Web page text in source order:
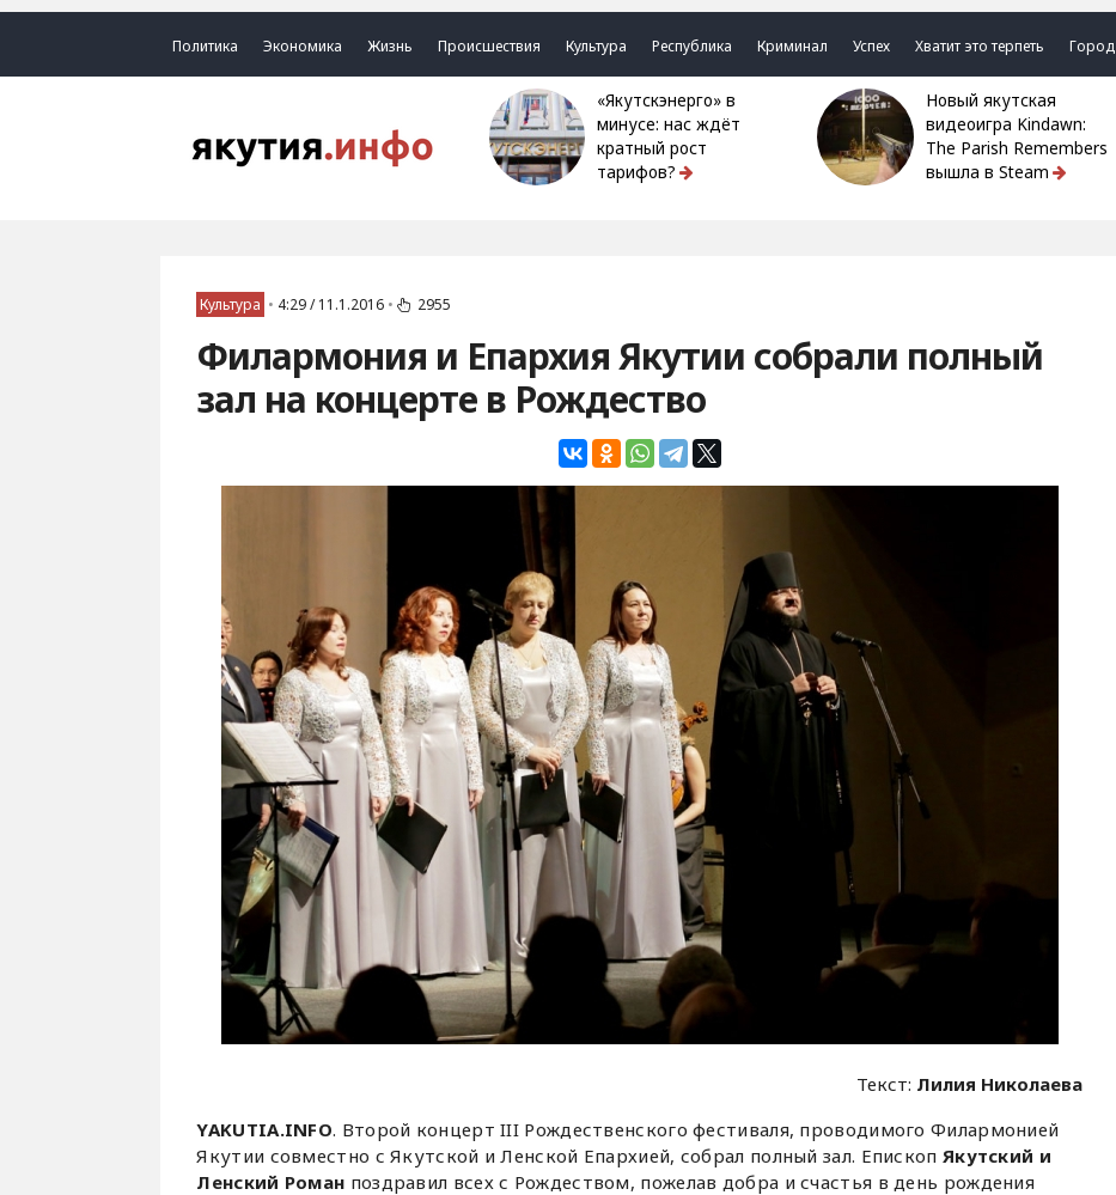
Политика Экономика Жизнь Происшествия Культура Республика Криминал Успех Хватит это терпеть Город
«Якутскэнерго» в
минусе: нас ждёт
кратный рост
тарифов?
Новый якутская
видеоигра Kindawn:
The Parish Remembers
вышла в Steam
Культура • 4:29 / 11.1.2016 • 2955
Филармония и Епархия Якутии собрали полный
зал на концерте в Рождество
Текст: Лилия Николаева
YAKUTIA.INFO. Второй концерт III Рождественского фестиваля, проводимого Филармонией
Якутии совместно с Якутской и Ленской Епархией, собрал полный зал. Епископ Якутский и
Ленский Роман поздравил всех с Рождеством, пожелав добра и счастья в день рождения